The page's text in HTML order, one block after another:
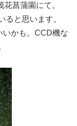
菖蒲園にて。
ると思います。
いかも。CCD機な